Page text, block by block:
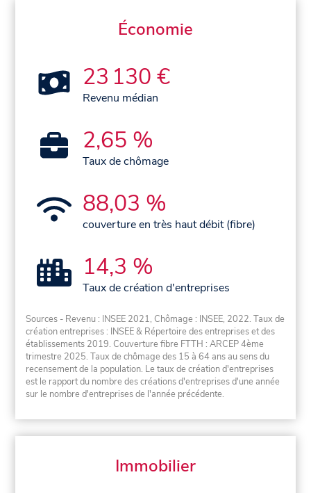
Économie
23 130 €
Revenu médian
2,65 %
Taux de chômage
88,03 %
couverture en très haut débit (fibre)
14,3 %
Taux de création d'entreprises
Sources - Revenu : INSEE 2021, Chômage : INSEE, 2022. Taux de
création entreprises : INSEE & Répertoire des entreprises et des
établissements 2019. Couverture fibre FTTH : ARCEP 4ème
trimestre 2025. Taux de chômage des 15 à 64 ans au sens du
recensement de la population. Le taux de création d'entreprises
est le rapport du nombre des créations d'entreprises d'une année
sur le nombre d'entreprises de l'année précédente.
Immobilier